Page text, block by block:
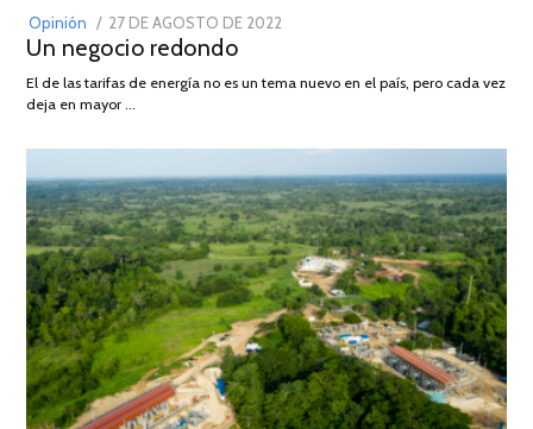
Opinión
POSTED
ON
27 DE AGOSTO DE 2022
DE
Un negocio redondo
El de las tarifas de energía no es un tema nuevo en el país, pero cada vez
deja en mayor …